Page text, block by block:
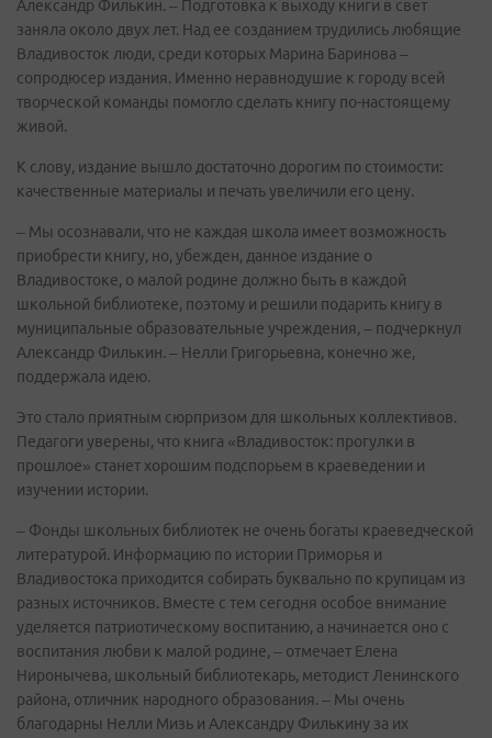
Александр Филькин. – Подготовка к выходу книги в свет
заняла около двух лет. Над ее созданием трудились любящие
Владивосток люди, среди которых Марина Баринова –
сопродюсер издания. Именно неравнодушие к городу всей
творческой команды помогло сделать книгу по-настоящему
живой.
К слову, издание вышло достаточно дорогим по стоимости:
качественные материалы и печать увеличили его цену.
– Мы осознавали, что не каждая школа имеет возможность
приобрести книгу, но, убежден, данное издание о
Владивостоке, о малой родине должно быть в каждой
школьной библиотеке, поэтому и решили подарить книгу в
муниципальные образовательные учреждения, – подчеркнул
Александр Филькин. – Нелли Григорьевна, конечно же,
поддержала идею.
Это стало приятным сюрпризом для школьных коллективов.
Педагоги уверены, что книга «Владивосток: прогулки в
прошлое» станет хорошим подспорьем в краеведении и
изучении истории.
– Фонды школьных библиотек не очень богаты краеведческой
литературой. Информацию по истории Приморья и
Владивостока приходится собирать буквально по крупицам из
разных источников. Вместе с тем сегодня особое внимание
уделяется патриотическому воспитанию, а начинается оно с
воспитания любви к малой родине, – отмечает Елена
Ниронычева, школьный библиотекарь, методист Ленинского
района, отличник народного образования. – Мы очень
благодарны Нелли Мизь и Александру Филькину за их